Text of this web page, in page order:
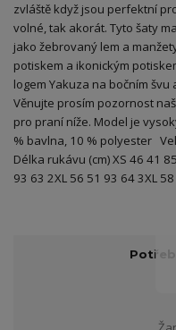
zvláště když jsou perfektní
volné, tak akorát. Tyto šaty
jako žebrovaný lem a
potiskem a ikonickým
logem Yakuza na bočním
Věnujte prosím pozornost
pro praní níže. Model je
% bavlna, 10 % polyester
Délka rukávu (cm) XS 46 41
93 63 2XL 56 51 93 64 3XL